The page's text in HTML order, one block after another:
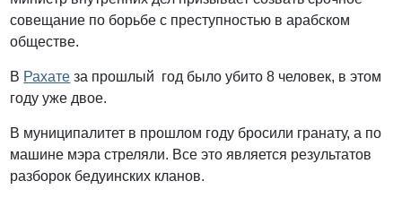
совещание по борьбе с преступностью в арабском
обществе.
В Рахате за прошлый год было убито 8 человек, в этом
году уже двое.
В муниципалитет в прошлом году бросили гранату, а по
машине мэра стреляли. Все это является результатов
разборок бедуинских кланов.